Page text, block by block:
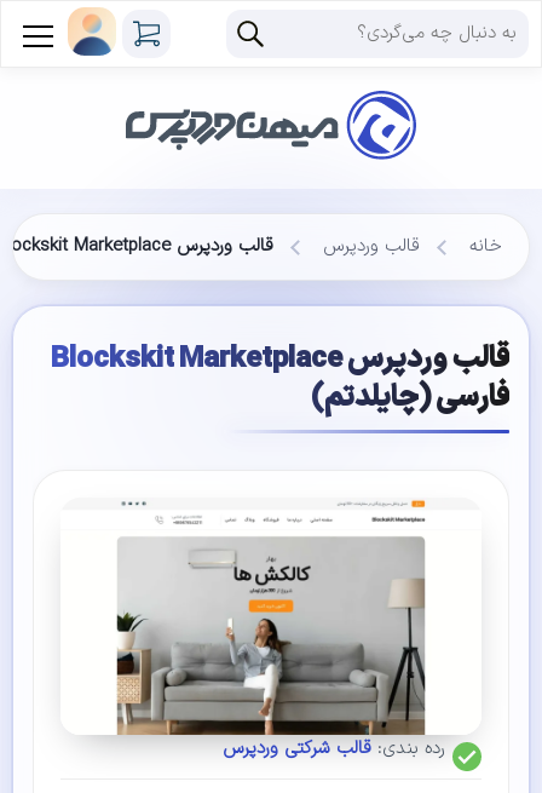
خانه قالب وردپرس قالب وردپرس Blockskit Marketplace فارسی (چایلدتم)
قالب وردپرس Blockskit Marketplace
فارسی (چایلدتم)
رده بندی:قالب شرکتی وردپرس